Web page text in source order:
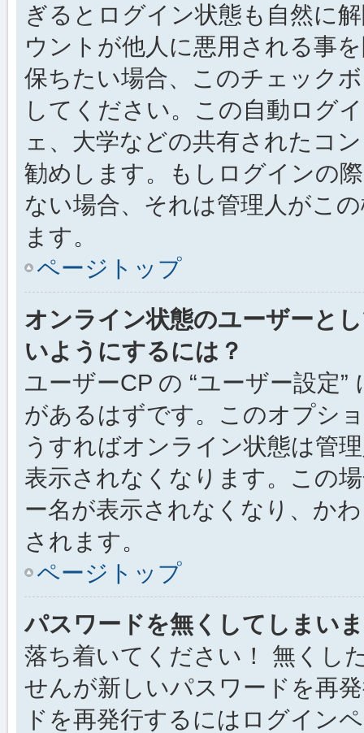
ぎるとログイン状態も自然に
ウントが他人に悪用される事
保ちたい場合、このチェック
してください。この自動ログ
ェ、大学などの共有されたコ
勧めします。もしログインの
ない場合、それは管理人がこ
ます。
ページトップ
オンライン状態のユーザーと
いようにするには？
ユーザーCP の “ユーザー設定
があるはずです。このオプシ
うすればオンライン状態は管
表示されなくなります。この
ー名が表示されなくなり、か
されます。
ページトップ
パスワードを無くしてしまい
落ち着いてください！ 無くし
せんが新しいパスワードを再
ドを再発行するにはログイン